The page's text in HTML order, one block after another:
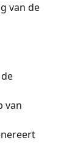
van de
van